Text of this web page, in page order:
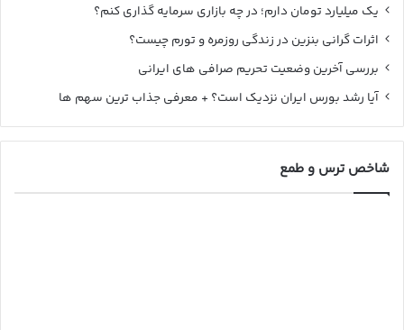
یک میلیارد تومان دارم؛ در چه بازاری سرمایه گذاری کنم؟
اثرات گرانی بنزین در زندگی روزمره و تورم چیست؟
بررسی آخرین وضعیت تحریم صرافی های ایرانی
آیا رشد بورس ایران نزدیک است؟ + معرفی جذاب ترین سهم ها
شاخص ترس و طمع